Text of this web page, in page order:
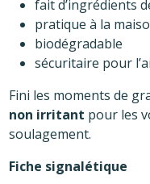
fait d’ingrédients
pratique à la
biodégradable
sécuritaire pour
Fini les moments de
non irritant pour les
soulagement.
Fiche signalétique